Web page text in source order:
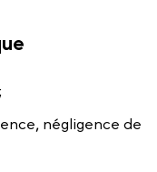
négligence de